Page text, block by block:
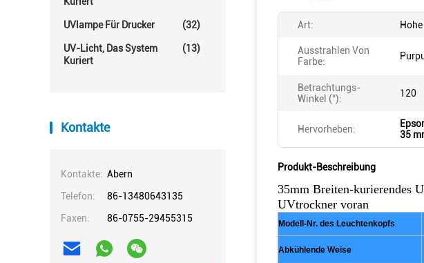
UVlampe Für Drucker (32)
UV-Licht, Das System
Kuriert
(13)
Kontakte
Kontakte: Abern
Telefon:
86-13480643135
Faxen:
86-0755-29455315
Art:
Ausstrahlen Von
Farbe:
Betrachtungs-
Winkel (°):
120
Hervorheben:
35
Produkt-Beschreibung
35mm Breiten-kurierendes
UVtrockner voran
Modell-Nr. des Leuchtenkopfs
Abkühlende Weise